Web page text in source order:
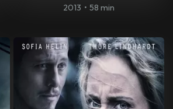
2013 • 58 min